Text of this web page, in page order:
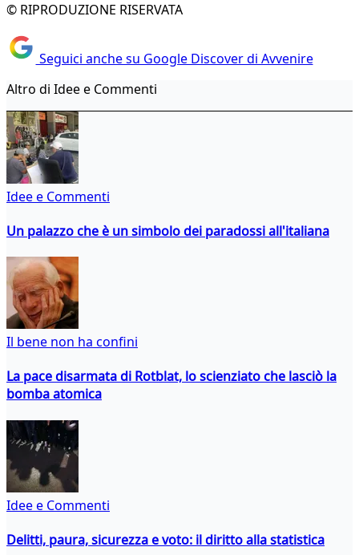
© RIPRODUZIONE RISERVATA
Seguici anche su Google Discover di Avvenire
Altro di Idee e Commenti
Idee e Commenti
Un palazzo che è un simbolo dei paradossi all'italiana
Il bene non ha confini
La pace disarmata di Rotblat, lo scienziato che lasciò la
bomba atomica
Idee e Commenti
Delitti, paura, sicurezza e voto: il diritto alla statistica